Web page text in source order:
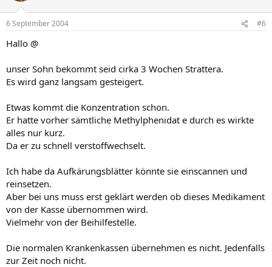
6 September 2004 #6
Hallo @
unser Sohn bekommt seid cirka 3 Wochen Strattera.
Es wird ganz langsam gesteigert.
Etwas kommt die Konzentration schon.
Er hatte vorher sämtliche Methylphenidat e durch es wirkte
alles nur kurz.
Da er zu schnell verstoffwechselt.
Ich habe da Aufkärungsblätter könnte sie einscannen und
reinsetzen.
Aber bei uns muss erst geklärt werden ob dieses Medikament
von der Kasse übernommen wird.
Vielmehr von der Beihilfestelle.
Die normalen Krankenkassen übernehmen es nicht. Jedenfalls
zur Zeit noch nicht.